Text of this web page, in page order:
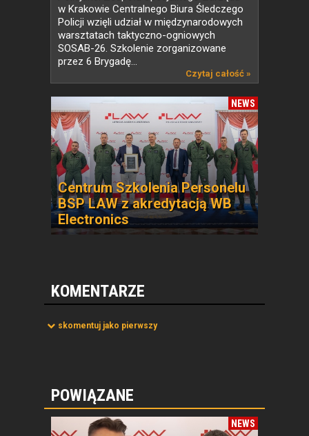
w Krakowie Centralnego Biura Śledczego
Policji wzięli udział w międzynarodowych
warsztatach taktyczno-ogniowych
SOSAB-26. Szkolenie zorganizowane
przez 6 Brygadę...
Czytaj całość »
NEWS
Centrum Szkolenia Personelu
BSP LAW z akredytacją WB
Electronics
KOMENTARZE
skomentuj jako pierwszy
POWIĄZANE
NEWS